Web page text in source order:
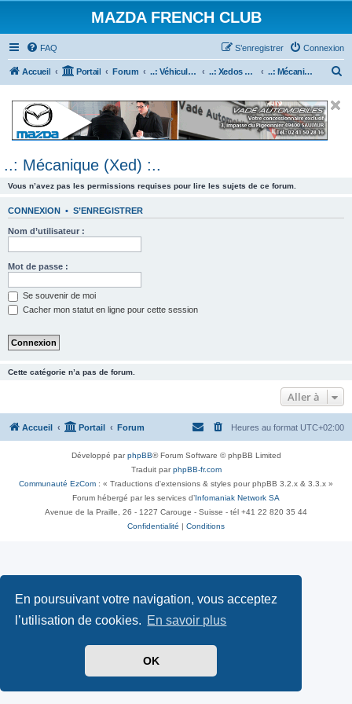
En poursuivant votre navigation, vous acceptez
l’utilisation de cookies. En savoir plus
OK
MAZDA FRENCH CLUB
FAQ Connexion
S’enregistrer
Accueil Portail Forum ..: Véhicules Mazda ancien (<2003) :.. ..: Xedos 6 & 9 :.. ..: Mécanique (Xed) :..
e
..: Mécanique (Xed) :..
Vous n’avez pas les permissions requises pour lire les sujets de ce forum.
CONNEXION • S’ENREGISTRER
Nom d’utilisateur :
Mot de passe :
Se souvenir de moi
Cacher mon statut en ligne pour cette session
Cette catégorie n’a pas de forum.
Aller à
Accueil Portail Forum Heures au format UTC+02:00
Développé parphpBB® Forum Software © phpBB Limited
Traduit parphpBB-fr.com
Communauté EzCom : « Traductions d'extensions & styles pour phpBB 3.2.x & 3.3.x »
Forum hébergé par les services d’ Infomaniak Network SA
Avenue de la Praille, 26 - 1227 Carouge - Suisse - tél +41 22 820 35 44
Confidentialité
Conditions